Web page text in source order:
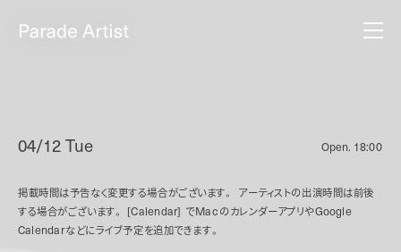
04/12 Tue Open. 18:00
掲載時間は予告なく変更する場合がございます。
アーティストの出演時間は前後
する場合がございます。
[Calendar] でMacのカレンダーアプリやGoogle
Calendarなどにライブ予定を追加できます。